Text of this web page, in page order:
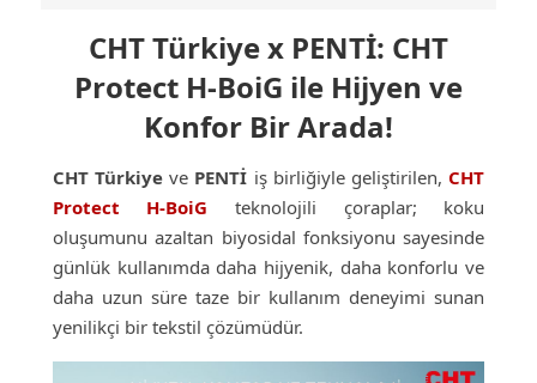
CHT Türkiye x PENTİ: CHT
Protect H-BoiG ile Hijyen ve
Konfor Bir Arada!
CHT Türkiye ve PENTİ iş birliğiyle geliştirilen, CHT
Protect H-BoiG teknolojili çoraplar; koku
oluşumunu azaltan biyosidal fonksiyonu sayesinde
günlük kullanımda daha hijyenik, daha konforlu ve
daha uzun süre taze bir kullanım deneyimi sunan
yenilikçi bir tekstil çözümüdür.